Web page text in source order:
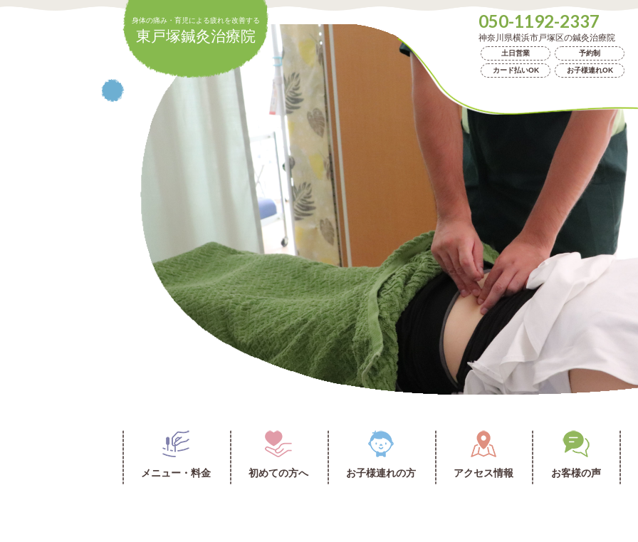
身体の痛み・育児による疲れを改善する
東戸塚鍼灸治療院
050-1192-2337
神奈川県横浜市戸塚区の鍼灸治療院
土日営業 予約制
カード払いOK お子様連れOK
身体の痛み・育児による疲れを改善する
メニュー・料金 初めての方へ お子様連れの方 アクセス情報 お客様の声